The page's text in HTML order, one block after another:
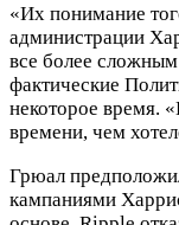
«Их понимание
администрации
все более
фактические
некоторое время.
времени, чем
Грюал
кампаниями